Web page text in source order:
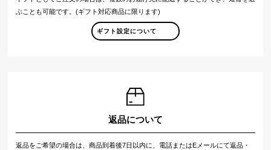
ぶことも可能です。(ギフト対応商品に限ります)
ギフト設定について
返品について
返品をご希望の場合は、商品到着後7日以内に、電話またはEメールにて返品・